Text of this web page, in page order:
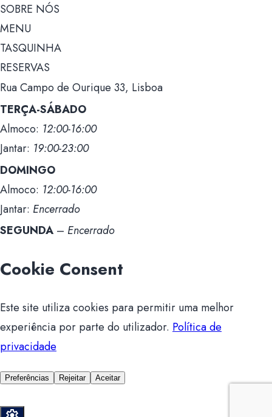
SOBRE NÓS
MENU
TASQUINHA
RESERVAS
Rua Campo de Ourique 33, Lisboa
TERÇA-SÁBADO
Almoco: 12:00-16:00
Jantar: 19:00-23:00
DOMINGO
Almoco: 12:00-16:00
Jantar: Encerrado
SEGUNDA – Encerrado